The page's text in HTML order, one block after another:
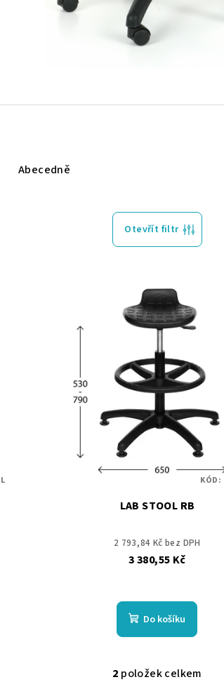
Abecedně
Otevřít filtr
LAB STOOL RB
2 793,84 Kč bez DPH
3 380,55 Kč
Do košíku
KÓD:
O
2 položek celkem